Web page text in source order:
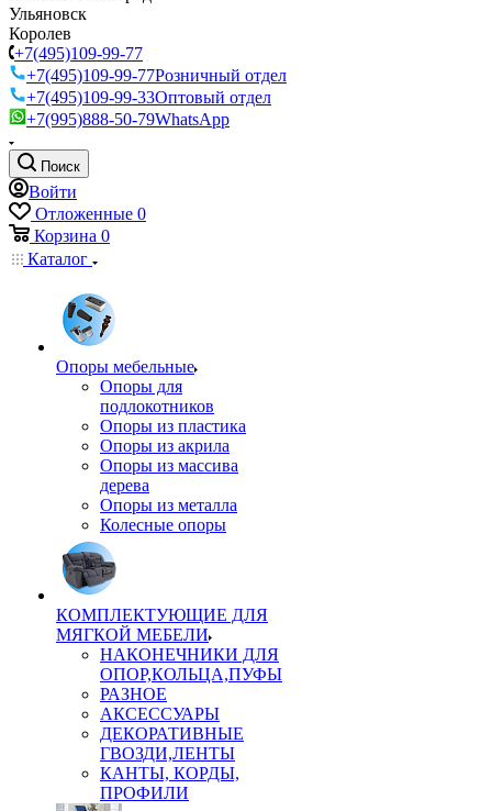
Ульяновск
Королев
+7(495)109-99-77
+7(495)109-99-77Розничный отдел
+7(495)109-99-33Оптовый отдел
+7(995)888-50-79WhatsApp
Поиск
Войти
Отложенные 0
Корзина 0
Каталог
Опоры мебельные
Опоры для
подлокотников
Опоры из пластика
Опоры из акрила
Опоры из массива
дерева
Опоры из металла
Колесные опоры
КОМПЛЕКТУЮЩИЕ ДЛЯ
МЯГКОЙ МЕБЕЛИ
НАКОНЕЧНИКИ ДЛЯ
ОПОР,КОЛЬЦА,ПУФЫ
РАЗНОЕ
АКСЕССУАРЫ
ДЕКОРАТИВНЫЕ
ГВОЗДИ,ЛЕНТЫ
КАНТЫ, КОРДЫ,
ПРОФИЛИ